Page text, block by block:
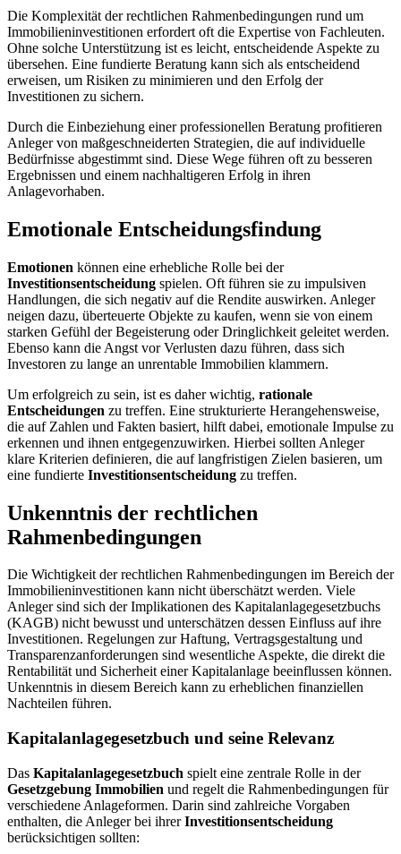
Die Komplexität der rechtlichen Rahmenbedingungen rund um
Immobilieninvestitionen erfordert oft die Expertise von Fachleuten.
Ohne solche Unterstützung ist es leicht, entscheidende Aspekte zu
übersehen. Eine fundierte Beratung kann sich als entscheidend
erweisen, um Risiken zu minimieren und den Erfolg der
Investitionen zu sichern.
Durch die Einbeziehung einer professionellen Beratung profitieren
Anleger von maßgeschneiderten Strategien, die auf individuelle
Bedürfnisse abgestimmt sind. Diese Wege führen oft zu besseren
Ergebnissen und einem nachhaltigeren Erfolg in ihren
Anlagevorhaben.
Emotionale Entscheidungsfindung
Emotionen können eine erhebliche Rolle bei der
Investitionsentscheidung spielen. Oft führen sie zu impulsiven
Handlungen, die sich negativ auf die Rendite auswirken. Anleger
neigen dazu, überteuerte Objekte zu kaufen, wenn sie von einem
starken Gefühl der Begeisterung oder Dringlichkeit geleitet werden.
Ebenso kann die Angst vor Verlusten dazu führen, dass sich
Investoren zu lange an unrentable Immobilien klammern.
Um erfolgreich zu sein, ist es daher wichtig, rationale
Entscheidungen zu treffen. Eine strukturierte Herangehensweise,
die auf Zahlen und Fakten basiert, hilft dabei, emotionale Impulse zu
erkennen und ihnen entgegenzuwirken. Hierbei sollten Anleger
klare Kriterien definieren, die auf langfristigen Zielen basieren, um
eine fundierte Investitionsentscheidung zu treffen.
Unkenntnis der rechtlichen
Rahmenbedingungen
Die Wichtigkeit der rechtlichen Rahmenbedingungen im Bereich der
Immobilieninvestitionen kann nicht überschätzt werden. Viele
Anleger sind sich der Implikationen des Kapitalanlagegesetzbuchs
(KAGB) nicht bewusst und unterschätzen dessen Einfluss auf ihre
Investitionen. Regelungen zur Haftung, Vertragsgestaltung und
Transparenzanforderungen sind wesentliche Aspekte, die direkt die
Rentabilität und Sicherheit einer Kapitalanlage beeinflussen können.
Unkenntnis in diesem Bereich kann zu erheblichen finanziellen
Nachteilen führen.
Kapitalanlagegesetzbuch und seine Relevanz
Das Kapitalanlagegesetzbuch spielt eine zentrale Rolle in der
Gesetzgebung Immobilien und regelt die Rahmenbedingungen für
verschiedene Anlageformen. Darin sind zahlreiche Vorgaben
enthalten, die Anleger bei ihrerInvestitionsentscheidung
berücksichtigen sollten: